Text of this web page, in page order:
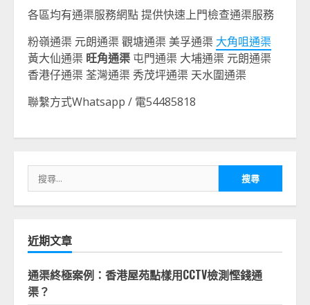
各區均有通渠服務網點 提供快速上門檢查通渠服務
粉嶺通渠 元朗通渠 觀塘通渠 美孚通渠 大角咀通渠
黃大仙通渠 旺角通渠 屯門通渠 大埔通渠 元朗通渠
香港仔通渠 荃灣通渠 秀茂坪通渠 天水圍通渠
聯繫方式Whatsapp / 電54485818
尋
關
字:
近期文章
通渠終極案例：香港屋苑點樣用CCTV檢測慳錢通
渠？